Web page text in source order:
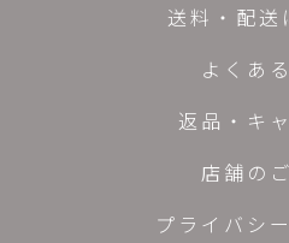
送料・配送
よくあ
返品・キ
店舗の
プライバシ